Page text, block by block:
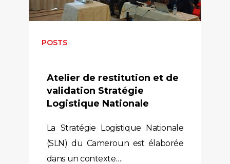
POSTS
Atelier de restitution et de
validation Stratégie
Logistique Nationale
La Stratégie Logistique Nationale
(SLN) du Cameroun est élaborée
dans un contexte….